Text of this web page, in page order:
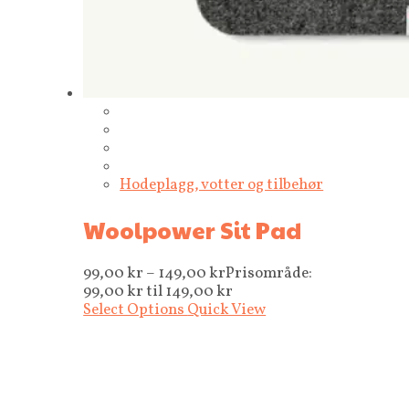
Hodeplagg, votter og tilbehør
Woolpower Sit Pad
99,00kr – 149,00krPrisområde:
99,00 kr til 149,00 kr
Select OptionsQuick View